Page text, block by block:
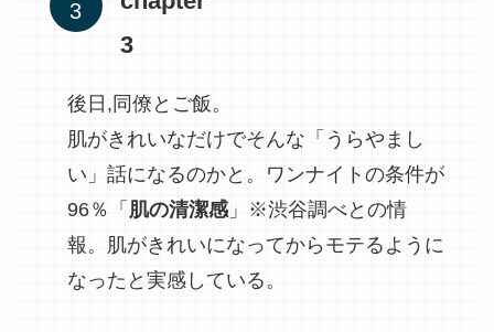
3
後日,同僚とご飯。
肌がきれいなだけでそんな「うらやまし
い」話になるのかと。ワンナイトの条件が
96％「 肌の清潔感」※渋谷調べとの情
報。肌がきれいになってからモテるように
なったと実感している。